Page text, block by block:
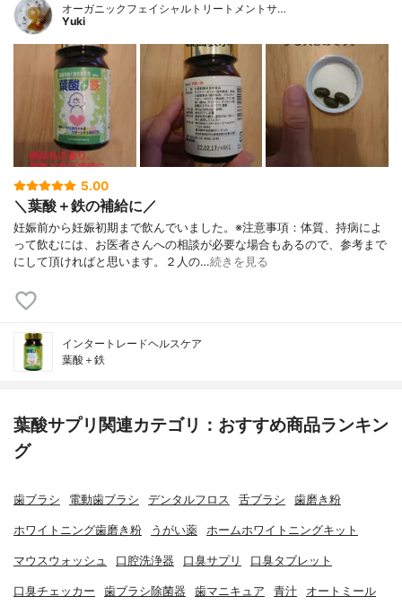
オーガニックフェイシャルトリートメントサ…
Yuki
5.00
＼葉酸＋鉄の補給に／
妊娠前から妊娠初期まで飲んでいました。※注意事項：体質、持病によ
って飲むには、お医者さんへの相談が必要な場合もあるので、参考まで
にして頂ければと思います。２人の…続きを見る
インタートレードヘルスケア
葉酸＋鉄
葉酸サプリ関連カテゴリ：おすすめ商品ランキン
グ
歯ブラシ 電動歯ブラシ デンタルフロス 舌ブラシ 歯磨き粉
ホワイトニング歯磨き粉 うがい薬 ホームホワイトニングキット
マウスウォッシュ 口腔洗浄器 口臭サプリ 口臭タブレット
口臭チェッカー 歯ブラシ除菌器 歯マニキュア 青汁 オートミール